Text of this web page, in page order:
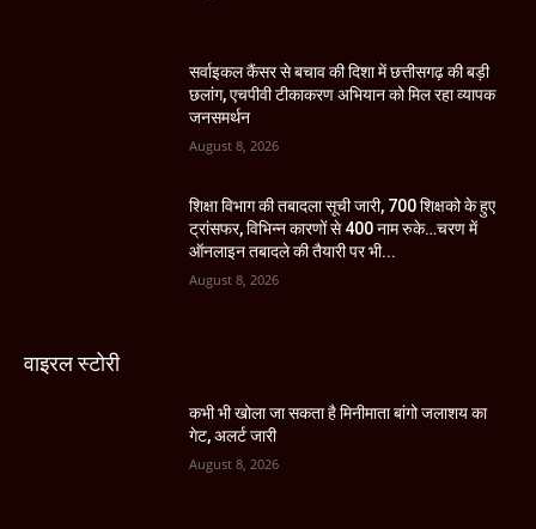
सर्वाइकल कैंसर से बचाव की दिशा में छत्तीसगढ़ की बड़ी
छलांग, एचपीवी टीकाकरण अभियान को मिल रहा व्यापक
जनसमर्थन
August 8, 2026
शिक्षा विभाग की तबादला सूची जारी, 700 शिक्षको के हुए
ट्रांसफर, विभिन्न कारणों से 400 नाम रुके…चरण में
ऑनलाइन तबादले की तैयारी पर भी...
August 8, 2026
वाइरल स्टोरी
कभी भी खोला जा सकता है मिनीमाता बांगो जलाशय का
गेट, अलर्ट जारी
August 8, 2026